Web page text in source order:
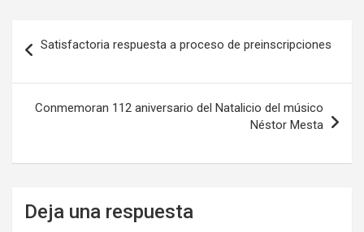
de
entradas
Satisfactoria respuesta a proceso de preinscripciones
Conmemoran 112 aniversario del Natalicio del músico
Néstor Mesta
Deja una respuesta